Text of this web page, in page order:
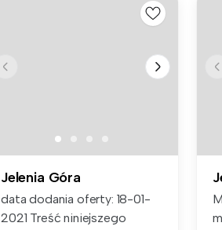
Jelenia Góra
data dodania oferty: 18-01-
2021 Treść niniejszego